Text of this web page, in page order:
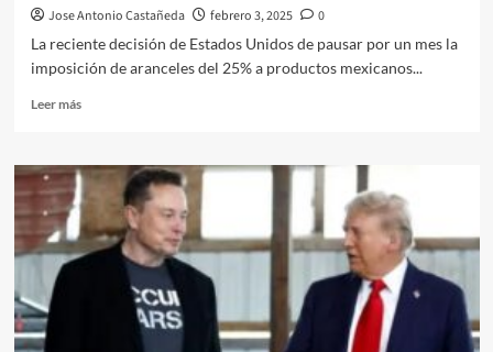
Jose Antonio Castañeda febrero 3, 2025
0
La reciente decisión de Estados Unidos de pausar por un mes la
imposición de aranceles del 25% a productos mexicanos...
Leer másLeer
Industria
automotriz
respira
aliviada
tras